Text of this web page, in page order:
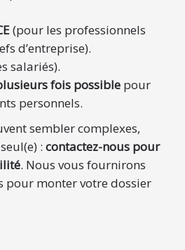
(pour les professionnels
d’entreprise).
salariés).
fois possible pour
personnels.
sembler complexes,
: contactez-nous pour
. Nous vous fournirons
pour monter votre dossier